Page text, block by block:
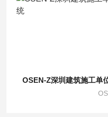
OSEN-Z深圳建筑施工单